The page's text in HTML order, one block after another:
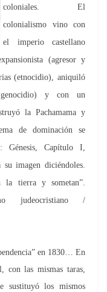
coloniales. El
colonialismo vino con
el imperio castellano
(agresor y
(etnocidio), aniquiló
y con un
la Pachamama y
de dominación se
Génesis, Capítulo I,
imagen diciéndoles.
la tierra y sometan”.
judeocristiano /
en 1830… En
con las mismas taras,
sustituyó los mismos